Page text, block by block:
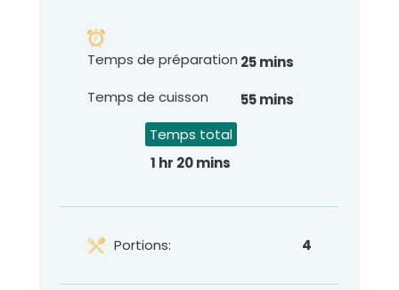
Temps de préparation 25 mins
Temps de cuisson
55 mins
Temps total
1 hr 20 mins
Portions: 4